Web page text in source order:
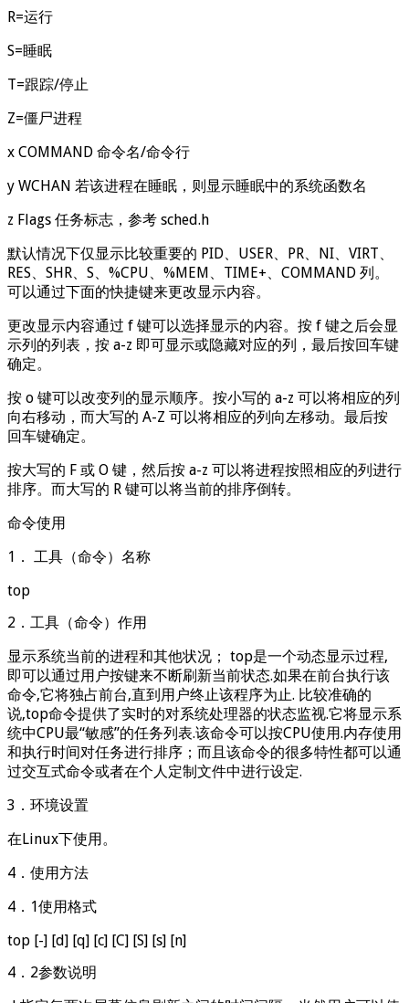
R=运行
S=睡眠
T=跟踪/停止
Z=僵尸进程
x COMMAND 命令名/命令行
y WCHAN 若该进程在睡眠，则显示睡眠中的系统函数名
z Flags 任务标志，参考 sched.h
默认情况下仅显示比较重要的 PID、USER、PR、NI、VIRT、
RES、SHR、S、%CPU、%MEM、TIME+、COMMAND 列。
可以通过下面的快捷键来更改显示内容。
更改显示内容通过 f 键可以选择显示的内容。按 f 键之后会显
示列的列表，按 a-z 即可显示或隐藏对应的列，最后按回车键
确定。
按 o 键可以改变列的显示顺序。按小写的 a-z 可以将相应的列
向右移动，而大写的 A-Z 可以将相应的列向左移动。最后按
回车键确定。
按大写的 F 或 O 键，然后按 a-z 可以将进程按照相应的列进行
排序。而大写的 R 键可以将当前的排序倒转。
命令使用
1． 工具（命令）名称
top
2．工具（命令）作用
显示系统当前的进程和其他状况； top是一个动态显示过程,
即可以通过用户按键来不断刷新当前状态.如果在前台执行该
命令,它将独占前台,直到用户终止该程序为止. 比较准确的
说,top命令提供了实时的对系统处理器的状态监视.它将显示系
统中CPU最“敏感”的任务列表.该命令可以按CPU使用.内存使用
和执行时间对任务进行排序；而且该命令的很多特性都可以通
过交互式命令或者在个人定制文件中进行设定.
3．环境设置
在Linux下使用。
4．使用方法
4．1使用格式
top [-] [d] [q] [c] [C] [S] [s] [n]
4．2参数说明